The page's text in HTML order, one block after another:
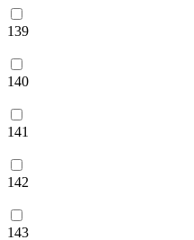
139
140
141
142
143